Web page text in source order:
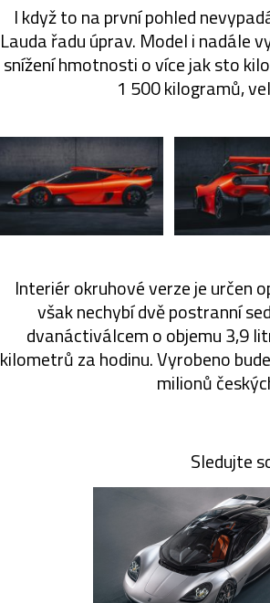
I když to na první pohled
Lauda řadu úprav. Model i nadále
snížení hmotnosti o více jak sto
1 500 kilogramů,
Interiér okruhové verze je určen
však nechybí dvě postranní
dvanáctiválcem o objemu 3,9
kilometrů za hodinu. Vyrobeno
milionů
Sledujte